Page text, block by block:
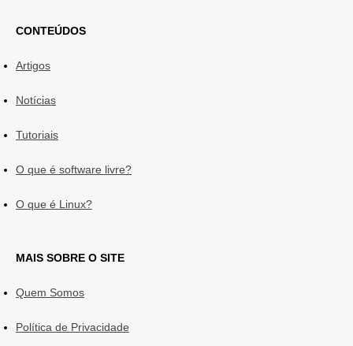
CONTEÚDOS
Artigos
Notícias
Tutoriais
O que é software livre?
O que é Linux?
MAIS SOBRE O SITE
Quem Somos
Política de Privacidade